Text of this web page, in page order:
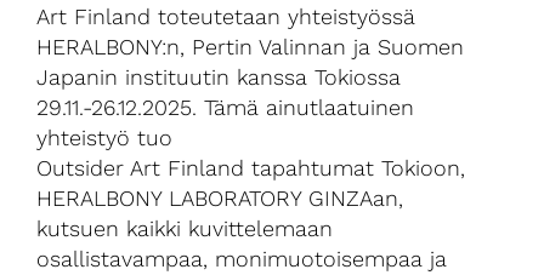
Art Finland toteutetaan yhteistyössä
HERALBONY:n, Pertin Valinnan ja Suomen
Japanin instituutin kanssa Tokiossa
29.11.-26.12.2025. Tämä ainutlaatuinen
yhteistyö tuo
Outsider Art Finland tapahtumat Tokioon,
HERALBONY LABORATORY GINZAan,
kutsuen kaikki kuvittelemaan
osallistavampaa, monimuotoisempaa ja